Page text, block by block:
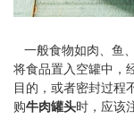
一般食物如肉、鱼
将食品置入空罐中，
目的，或者密封过程
购牛肉罐头时，应该